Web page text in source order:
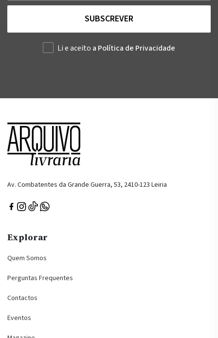
SUBSCREVER
Li e aceito a Política de Privacidade
Av. Combatentes da Grande Guerra, 53, 2410-123 Leiria
Explorar
Quem Somos
Perguntas Frequentes
Contactos
Eventos